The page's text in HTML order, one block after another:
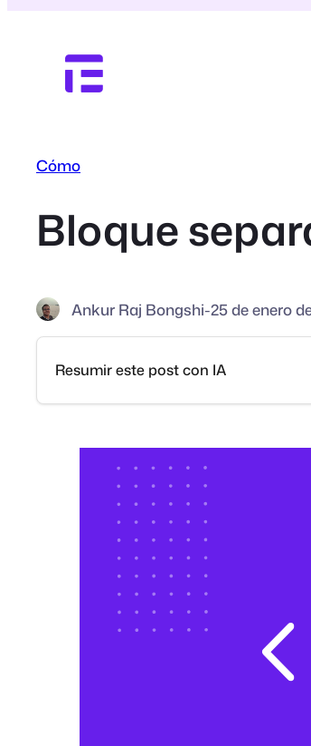
contenido
Cómo
Bloque
Ankur Raj Bongshi-25 de enero
Resumir este post con IA